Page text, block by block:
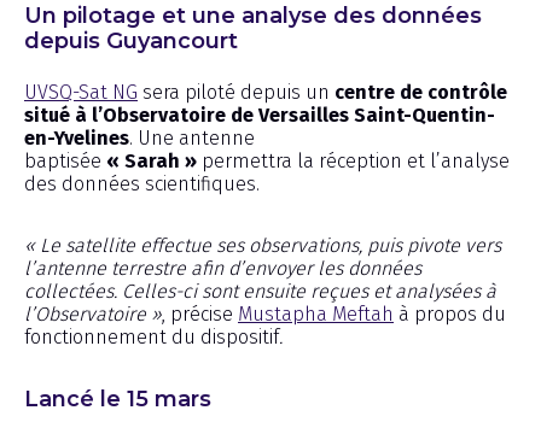
Un pilotage et une analyse des données
depuis Guyancourt
UVSQ-Sat NG sera piloté depuis un centre de contrôle
situé à l’Observatoire de Versailles Saint-Quentin-
en-Yvelines. Une antenne
baptisée « Sarah » permettra la réception et l’analyse
des données scientifiques.
« Le satellite effectue ses observations, puis pivote vers
l’antenne terrestre afin d’envoyer les données
collectées. Celles-ci sont ensuite reçues et analysées à
l’Observatoire » , précise Mustapha Meftah à propos du
fonctionnement du dispositif.
Lancé le 15 mars